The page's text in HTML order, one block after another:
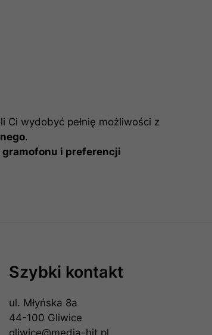
Ci wydobyć pełnię możliwości z
.
gramofonu i preferencji
Szybki kontakt
ul. Młyńska 8a
44-100 Gliwice